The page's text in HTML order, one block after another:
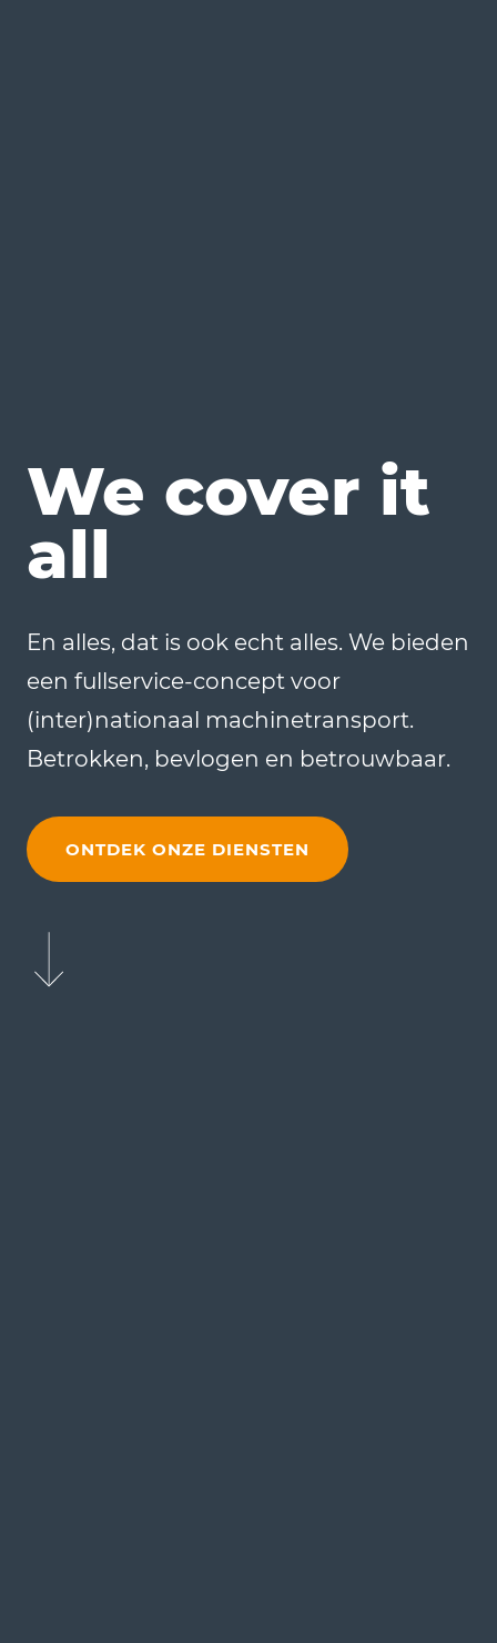
We cover it
all
En alles, dat is ook echt alles. We bieden
een fullservice-concept voor
(inter)nationaal machinetransport.
Betrokken, bevlogen en betrouwbaar.
ONTDEK ONZE DIENSTEN